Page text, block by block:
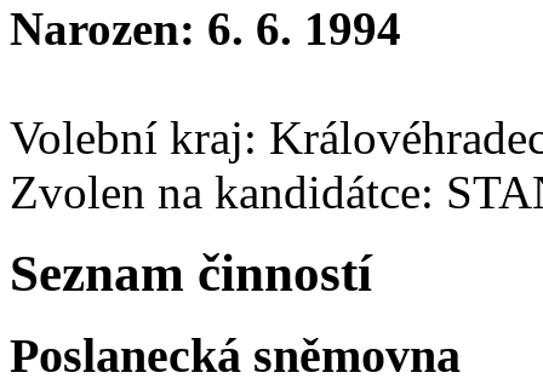
Narozen: 6. 6. 1994
Volební kraj:
Zvolen na kandidátce:
Seznam činností
Poslanecká sněmovna